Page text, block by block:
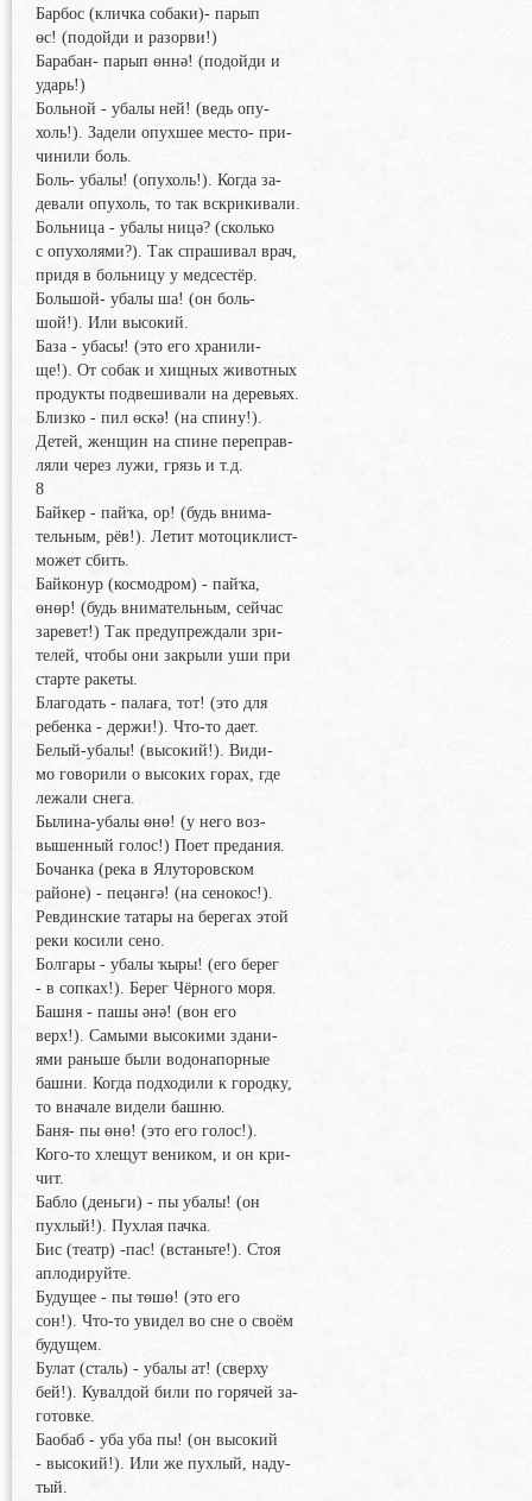
Барбос (кличка собаки)- парып
өс! (подойди и разорви!)
Барабан- парып өннә! (подойди и
ударь!)
Больной - убалы ней! (ведь опу-
холь!). Задели опухшее место- при-
чинили боль.
Боль- убалы! (опухоль!). Когда за-
девали опухоль, то так вскрикивали.
Больница - убалы ницә? (сколько
с опухолями?). Так спрашивал врач,
придя в больницу у медсестёр.
Большой- убалы ша! (он боль-
шой!). Или высокий.
База - убасы! (это его хранили-
ще!). От собак и хищных животных
продукты подвешивали на деревьях.
Близко - пил өскә! (на спину!).
Детей, женщин на спине переправ-
ляли через лужи, грязь и т.д.
8
Байкер - пайҡа, ор! (будь внима-
тельным, рёв!). Летит мотоциклист-
может сбить.
Байконур (космодром) - пайҡа,
өнөр! (будь внимательным, сейчас
заревет!) Так предупреждали зри-
телей, чтобы они закрыли уши при
старте ракеты.
Благодать - палаға, тот! (это для
ребенка - держи!). Что-то дает.
Белый-убалы! (высокий!). Види-
мо говорили о высоких горах, где
лежали снега.
Былина-убалы өнө! (у него воз-
вышенный голос!) Поет предания.
Бочанка (река в Ялуторовском
районе) - пецәнгә! (на сенокос!).
Ревдинские татары на берегах этой
реки косили сено.
Болгары - убалы ҡыры! (его берег
- в сопках!). Берег Чёрного моря.
Башня - пашы әнә! (вон его
верх!). Самыми высокими здани-
ями раньше были водонапорные
башни. Когда подходили к городку,
то вначале видели башню.
Баня- пы өнө! (это его голос!).
Кого-то хлещут веником, и он кри-
чит.
Бабло (деньги) - пы убалы! (он
пухлый!). Пухлая пачка.
Бис (театр) -пас! (встаньте!). Стоя
аплодируйте.
Будущее - пы төшө! (это его
сон!). Что-то увидел во сне о своём
будущем.
Булат (сталь) - убалы ат! (сверху
бей!). Кувалдой били по горячей за-
готовке.
Баобаб - уба уба пы! (он высокий
- высокий!). Или же пухлый, наду-
тый.